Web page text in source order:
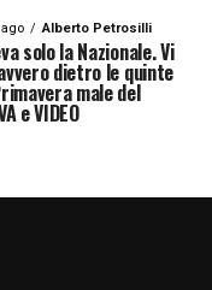
Alberto Petrosilli
solo la Nazionale. Vi
dietro le quinte
male del
e VIDEO